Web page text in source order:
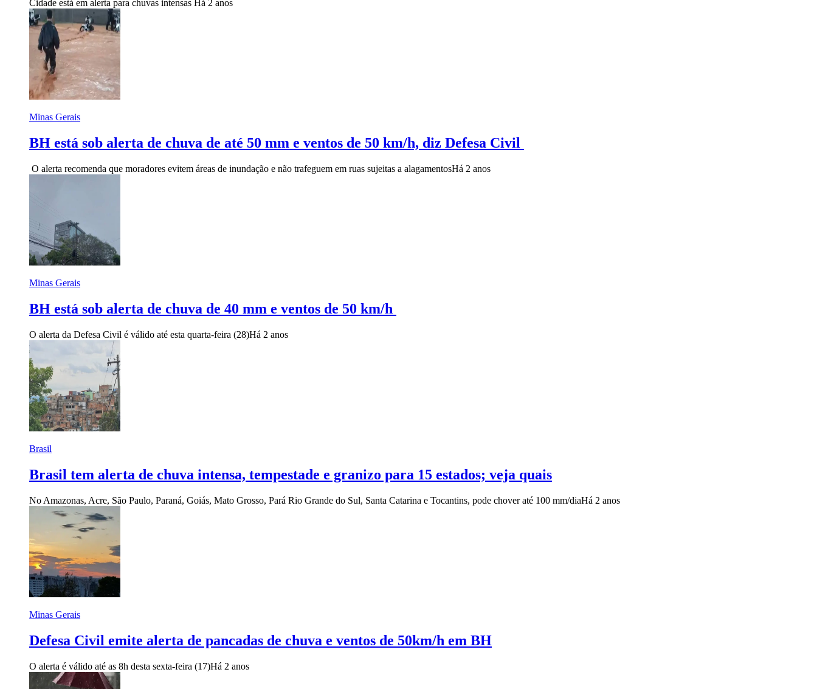
Cidade está em alerta para chuvas intensas Há 2 anos
Minas Gerais
BH está sob alerta de chuva de até 50 mm e ventos de 50 km/h, diz Defesa Civil
O alerta recomenda que moradores evitem áreas de inundação e não trafeguem em ruas sujeitas a alagamentosHá 2 anos
Minas Gerais
BH está sob alerta de chuva de 40 mm e ventos de 50 km/h
O alerta da Defesa Civil é válido até esta quarta-feira (28)Há 2 anos
Brasil
Brasil tem alerta de chuva intensa, tempestade e granizo para 15 estados; veja quais
No Amazonas, Acre, São Paulo, Paraná, Goiás, Mato Grosso, Pará Rio Grande do Sul, Santa Catarina e Tocantins, pode chover até 100 mm/diaHá 2 anos
Minas Gerais
Defesa Civil emite alerta de pancadas de chuva e ventos de 50km/h em BH
O alerta é válido até as 8h desta sexta-feira (17)Há 2 anos